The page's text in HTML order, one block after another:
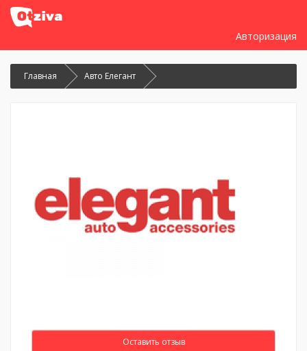
Авторизация
Главная Авто Елегант
Оставить отзыв